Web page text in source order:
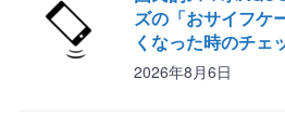
ズの「おサイフケ
くなった時のチェ
2026年8月6日